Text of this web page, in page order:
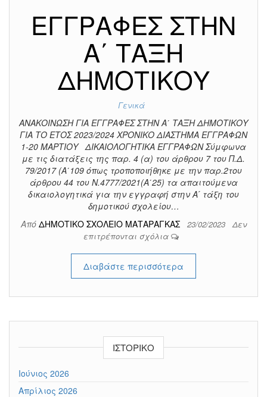
ΕΓΓΡΑΦΕΣ ΣΤΗΝ
Α΄ ΤΑΞΗ
ΔΗΜΟΤΙΚΟΥ
Γενικά
ΑΝΑΚΟΙΝΩΣΗ ΓΙΑ ΕΓΓΡΑΦΕΣ ΣΤΗΝ Α΄ ΤΑΞΗ ΔΗΜΟΤΙΚΟΥ
ΓΙΑ ΤΟ ΕΤΟΣ 2023/2024 ΧΡΟΝΙΚΟ ΔΙΑΣΤΗΜΑ ΕΓΓΡΑΦΩΝ
1-20 ΜΑΡΤΙΟΥ ΔΙΚΑΙΟΛΟΓΗΤΙΚΑ ΕΓΓΡΑΦΩΝ Σύμφωνα
με τις διατάξεις της παρ. 4 (α) του άρθρου 7 του Π.Δ.
79/2017 (A΄109 όπως τροποποιήθηκε με την παρ.2του
άρθρου 44 του Ν.4777/2021(Α΄25) τα απαιτούμενα
δικαιολογητικά για την εγγραφή στην Α ́ τάξη του
δημοτικού σχολείου…
Από ΔΗΜΟΤΙΚΟ ΣΧΟΛΕΙΟ ΜΑΤΑΡΑΓΚΑΣ 23/02/2023
Δεν
επιτρέπονται σχόλια
Διαβάστε περισσότερα
ΙΣΤΟΡΙΚΌ
Ιούνιος 2026
Απρίλιος 2026